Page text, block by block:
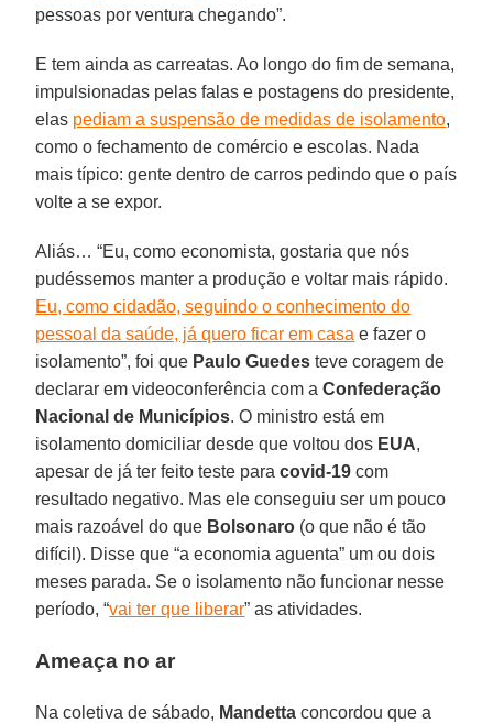
pessoas por ventura chegando”.
E tem ainda as carreatas. Ao longo do fim de semana,
impulsionadas pelas falas e postagens do presidente,
elas pediam a suspensão de medidas de isolamento,
como o fechamento de comércio e escolas. Nada
mais típico: gente dentro de carros pedindo que o país
volte a se expor.
Aliás… “Eu, como economista, gostaria que nós
pudéssemos manter a produção e voltar mais rápido.
Eu, como cidadão, seguindo o conhecimento do
pessoal da saúde, já quero ficar em casa e fazer o
isolamento”, foi que Paulo Guedes teve coragem de
declarar em videoconferência com aConfederação
Nacional de Municípios. O ministro está em
isolamento domiciliar desde que voltou dos EUA,
apesar de já ter feito teste paracovid-19 com
resultado negativo. Mas ele conseguiu ser um pouco
mais razoável do que Bolsonaro (o que não é tão
difícil). Disse que “a economia aguenta” um ou dois
meses parada. Se o isolamento não funcionar nesse
período, “vai ter que liberar” as atividades.
Ameaça no ar
Na coletiva de sábado, Mandetta concordou que a